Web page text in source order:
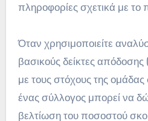
πληροφορίες σχετικά με το
Όταν χρησιμοποιείτε
βασικούς δείκτες απόδοσης
με τους στόχους της
ένας σύλλογος μπορεί να
βελτίωση του ποσοστού